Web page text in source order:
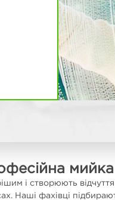
і створюють
Наші фахівці